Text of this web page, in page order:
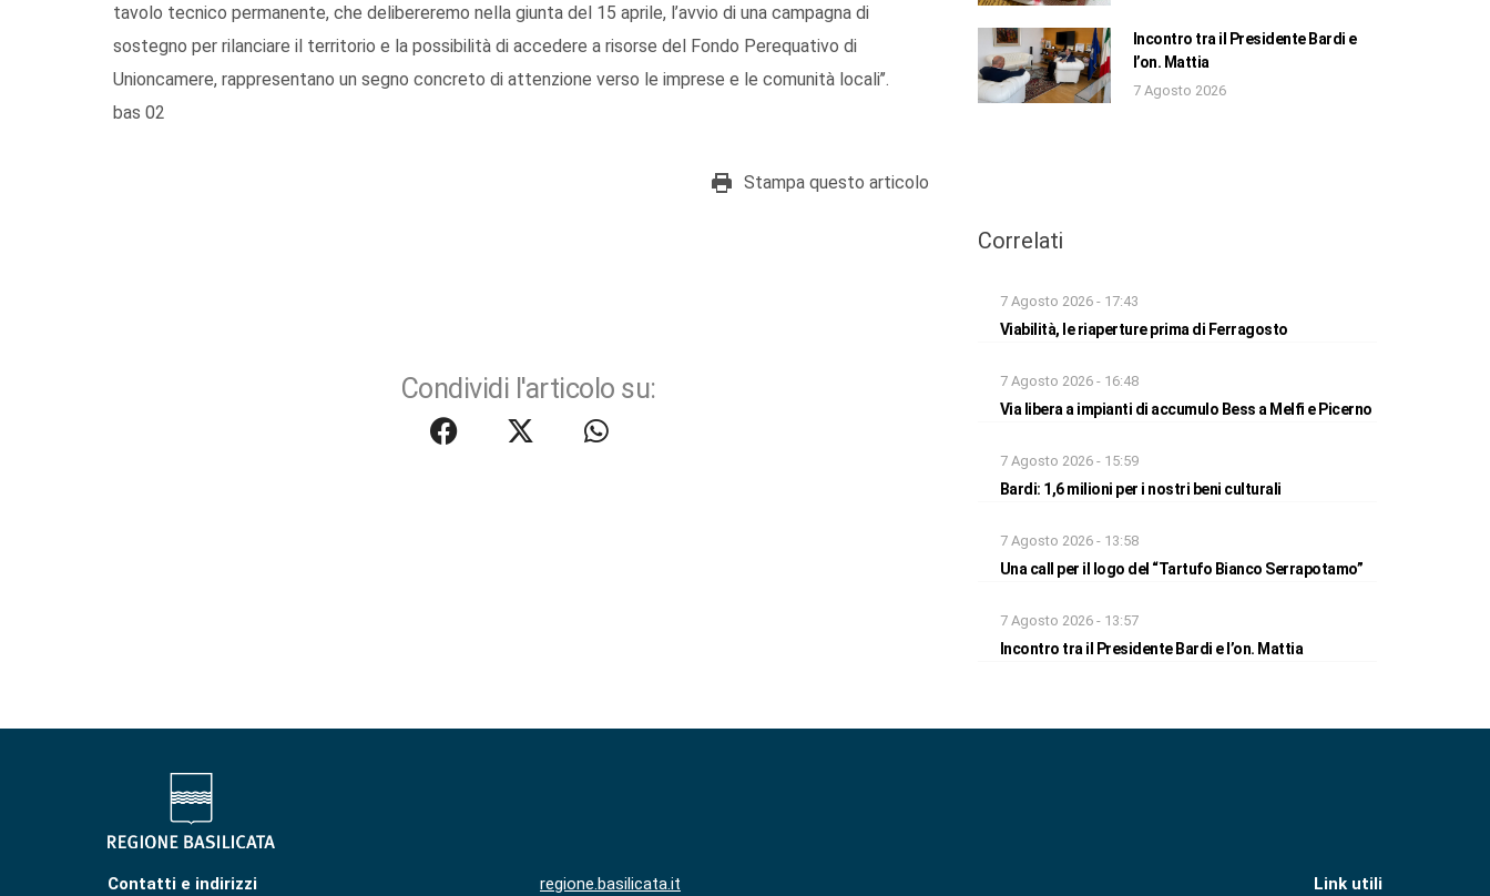
tavolo tecnico permanente, che delibereremo nella giunta del 15 aprile, l’avvio di una campagna di
sostegno per rilanciare il territorio e la possibilità di accedere a risorse del Fondo Perequativo di
Unioncamere, rappresentano un segno concreto di attenzione verso le imprese e le comunità locali’’.
bas 02
Stampa questo articolo
Condividi l'articolo su:
Incontro tra il Presidente Bardi e
l’on. Mattia
7 Agosto 2026
Correlati
7 Agosto 2026 - 17:43
Viabilità, le riaperture prima di Ferragosto
7 Agosto 2026 - 16:48
Via libera a impianti di accumulo Bess a Melfi e Picerno
7 Agosto 2026 - 15:59
Bardi: 1,6 milioni per i nostri beni culturali
7 Agosto 2026 - 13:58
Una call per il logo del “Tartufo Bianco Serrapotamo”
7 Agosto 2026 - 13:57
Incontro tra il Presidente Bardi e l’on. Mattia
Contatti e indirizzi regione.basilicata.it Link utili